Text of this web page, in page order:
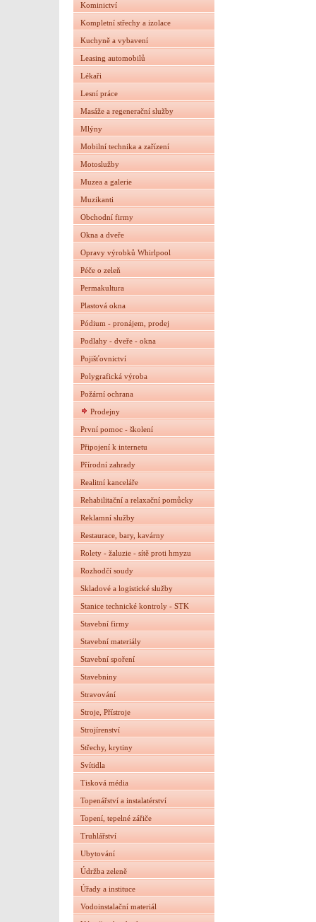
Kominictví
Kompletní střechy a izolace
Kuchyně a vybavení
Leasing automobilů
Lékaři
Lesní práce
Masáže a regenerační služby
Mlýny
Mobilní technika a zařízení
Motoslužby
Muzea a galerie
Muzikanti
Obchodní firmy
Okna a dveře
Opravy výrobků Whirlpool
Péče o zeleň
Permakultura
Plastová okna
Pódium - pronájem, prodej
Podlahy - dveře - okna
Pojišťovnictví
Polygrafická výroba
Požární ochrana
Prodejny
První pomoc - školení
Připojení k internetu
Přírodní zahrady
Realitní kanceláře
Rehabilitační a relaxační pomůcky
Reklamní služby
Restaurace, bary, kavárny
Rolety - žaluzie - sítě proti hmyzu
Rozhodčí soudy
Skladové a logistické služby
Stanice technické kontroly - STK
Stavební firmy
Stavební materiály
Stavební spoření
Stavebniny
Stravování
Stroje, Přístroje
Strojírenství
Střechy, krytiny
Svítidla
Tisková média
Topenářství a instalatérství
Topení, tepelné zářiče
Truhlářství
Ubytování
Údržba zeleně
Úřady a instituce
Vodoinstalační materiál